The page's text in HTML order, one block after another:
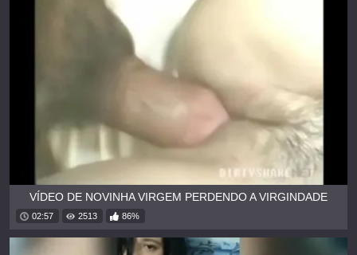
VÍDEO DE NOVINHA VIRGEM PERDENDO A VIRGINDADE
02:57 2513 86%